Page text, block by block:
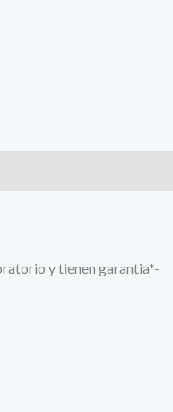
y tienen garantia*-